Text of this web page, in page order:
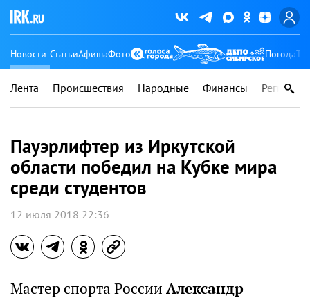
Новости СтатьиАфишаФото Погода
Лента Происшествия Народные Финансы Регионы
Пауэрлифтер из Иркутской
области победил на Кубке мира
среди студентов
12 июля 2018 22:36
Мастер спорта России Александр